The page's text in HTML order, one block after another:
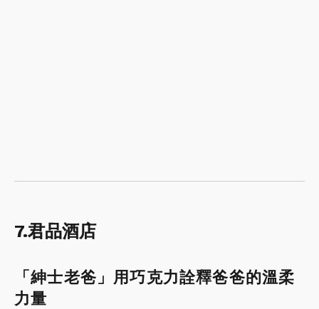
7.君品酒店
「紳士老爸」用巧克力詮釋爸爸的溫柔
力量